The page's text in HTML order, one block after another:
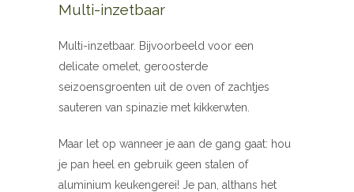
Multi-inzetbaar
Multi-inzetbaar. Bijvoorbeeld voor een
delicate omelet, geroosterde
seizoensgroenten uit de oven of zachtjes
sauteren van spinazie met kikkerwten.
Maar let op wanneer je aan de gang gaat: hou
je pan heel en gebruik geen stalen of
aluminium keukengerei! Je pan, althans het